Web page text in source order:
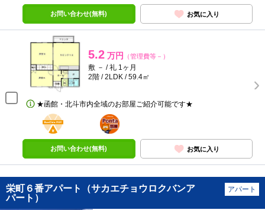
お問い合わせ(無料) お気に入り
5.2 万円 （管理費等－）
敷 － / 礼 1ヶ月
2階 / 2LDK / 59.4㎡
★函館・北斗市内全域のお部屋ご紹介可能です★
BunChinPAY
ポンタ
部屋
お問い合わせ(無料) お気に入り
栄町６番アパート（サカエチョウロクバンア
パート）
アパート